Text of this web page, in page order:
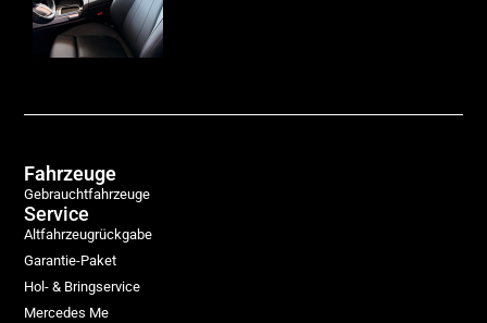
Fahrzeuge
Gebrauchtfahrzeuge
Service
Altfahrzeugrückgabe
Garantie-Paket
Hol- & Bringservice
Mercedes Me